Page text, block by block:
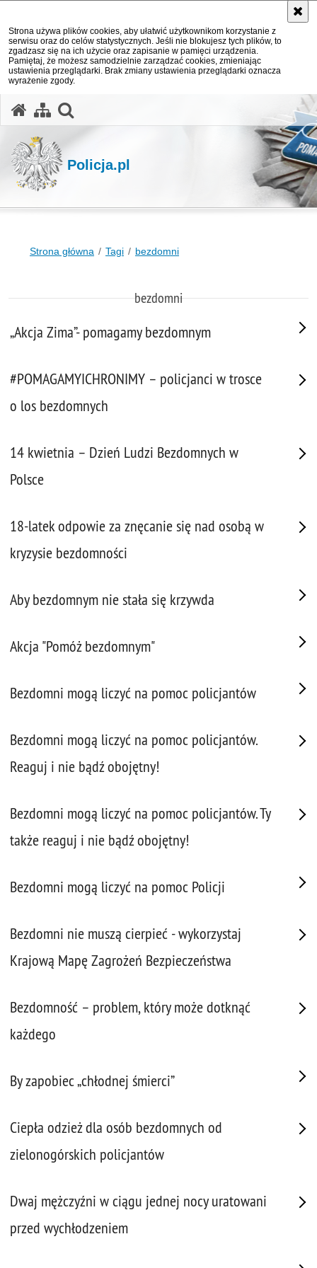
Strona używa plików cookies, aby ułatwić użytkownikom korzystanie z
serwisu oraz do celów statystycznych. Jeśli nie blokujesz tych plików, to
zgadzasz się na ich użycie oraz zapisanie w pamięci urządzenia.
Pamiętaj, że możesz samodzielnie zarządzać cookies, zmieniając
ustawienia przeglądarki. Brak zmiany ustawienia przeglądarki oznacza
wyrażenie zgody.
Policja.pl
Strona główna Tagi bezdomni
bezdomni
„Akcja Zima”- pomagamy bezdomnym
#POMAGAMYICHRONIMY – policjanci w trosce
o los bezdomnych
14 kwietnia – Dzień Ludzi Bezdomnych w
Polsce
18-latek odpowie za znęcanie się nad osobą w
kryzysie bezdomności
Aby bezdomnym nie stała się krzywda
Akcja "Pomóż bezdomnym"
Bezdomni mogą liczyć na pomoc policjantów
Bezdomni mogą liczyć na pomoc policjantów.
Reaguj i nie bądź obojętny!
Bezdomni mogą liczyć na pomoc policjantów. Ty
także reaguj i nie bądź obojętny!
Bezdomni mogą liczyć na pomoc Policji
Bezdomni nie muszą cierpieć - wykorzystaj
Krajową Mapę Zagrożeń Bezpieczeństwa
Bezdomność – problem, który może dotknąć
każdego
By zapobiec „chłodnej śmierci”
Ciepła odzież dla osób bezdomnych od
zielonogórskich policjantów
Dwaj mężczyźni w ciągu jednej nocy uratowani
przed wychłodzeniem